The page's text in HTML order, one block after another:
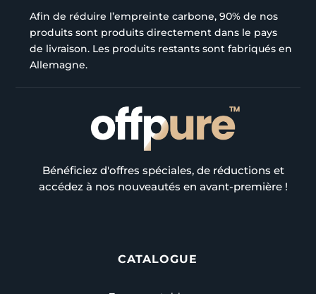
Afin de réduire l’empreinte carbone, 90% de nos
produits sont produits directement dans le pays
de livraison. Les produits restants sont fabriqués en
Allemagne.
Bénéficiez d'offres spéciales, de réductions et
accédez à nos nouveautés en avant-première !
CATALOGUE